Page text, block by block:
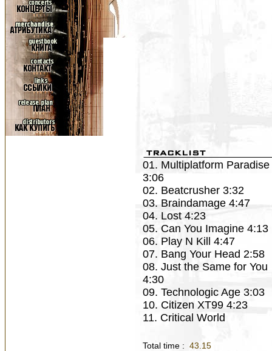
01. Multiplatform Paradise
3:06
02. Beatcrusher 3:32
03. Braindamage 4:47
04. Lost 4:23
05. Can You Imagine 4:13
06. Play N Kill 4:47
07. Bang Your Head 2:58
08. Just the Same for You
4:30
09. Technologic Age 3:03
10. Citizen XT99 4:23
11. Critical World
Total time : 43.15